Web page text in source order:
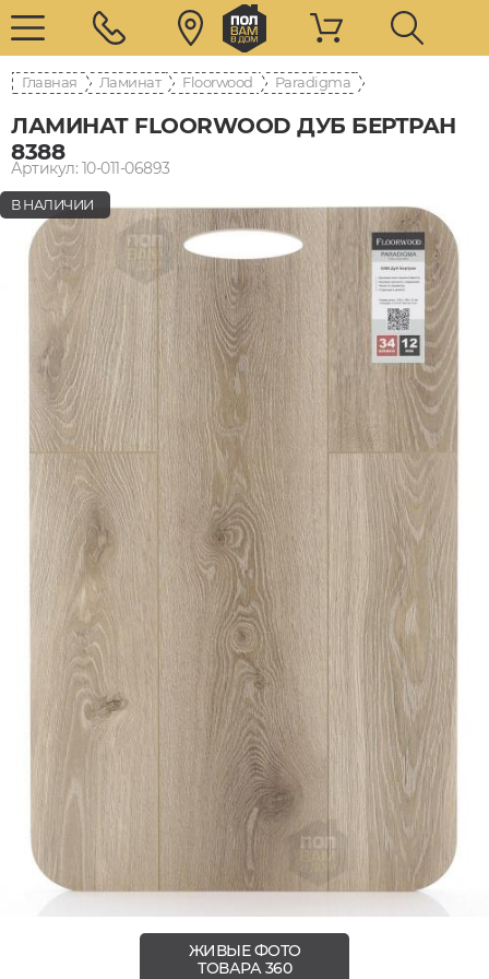
Главная Ламинат Floorwood Paradigma
ЛАМИНАТ FLOORWOOD ДУБ БЕРТРАН
8388
Артикул: 10-011-06893
В НАЛИЧИИ
ЖИВЫЕ ФОТО
ТОВАРА 360